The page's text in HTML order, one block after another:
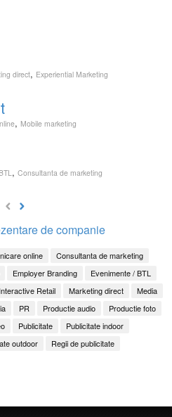
direct, Experiential Marketing
, Mobile marketing
, Consultanta de marketing
de companie
online
Consultanta de marketing
Employer Branding
Evenimente / BTL
Interactive Retail Marketing direct
Media
PR Productie audio
Productie foto
Publicitate
Publicitate indoor
outdoor
Regii de publicitate